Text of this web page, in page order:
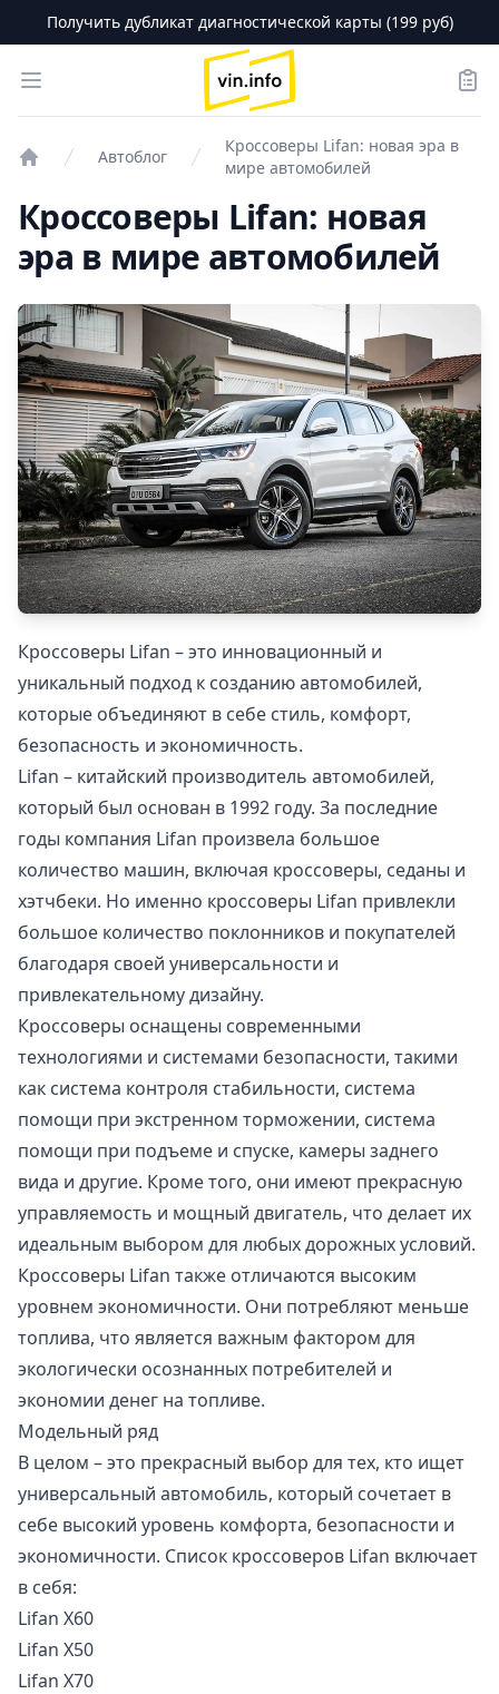
Получить дубликат диагностической карты (199 руб)
Open menu
logo
Автоблог
Кроссоверы Lifan: новая эра в
мире автомобилей
Кроссоверы Lifan: новая
эра в мире автомобилей
Кроссоверы Lifan – это инновационный и
уникальный подход к созданию автомобилей,
которые объединяют в себе стиль, комфорт,
безопасность и экономичность.
Lifan – китайский производитель автомобилей,
который был основан в 1992 году. За последние
годы компания Lifan произвела большое
количество машин, включая кроссоверы, седаны и
хэтчбеки. Но именно кроссоверы Lifan привлекли
большое количество поклонников и покупателей
благодаря своей универсальности и
привлекательному дизайну.
Кроссоверы оснащены современными
технологиями и системами безопасности, такими
как система контроля стабильности, система
помощи при экстренном торможении, система
помощи при подъеме и спуске, камеры заднего
вида и другие. Кроме того, они имеют прекрасную
управляемость и мощный двигатель, что делает их
идеальным выбором для любых дорожных условий.
Кроссоверы Lifan также отличаются высоким
уровнем экономичности. Они потребляют меньше
топлива, что является важным фактором для
экологически осознанных потребителей и
экономии денег на топливе.
Модельный ряд
В целом – это прекрасный выбор для тех, кто ищет
универсальный автомобиль, который сочетает в
себе высокий уровень комфорта, безопасности и
экономичности. Список кроссоверов Lifan включает
в себя:
Lifan X60
Lifan X50
Lifan X70